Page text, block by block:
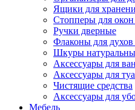
Ящики для
Стопперы для окон
Ручки дверные
Флаконы для
Шкуры
Аксессуары для
Аксессуары для
Чистящие средства
Аксессуары для
Мебель